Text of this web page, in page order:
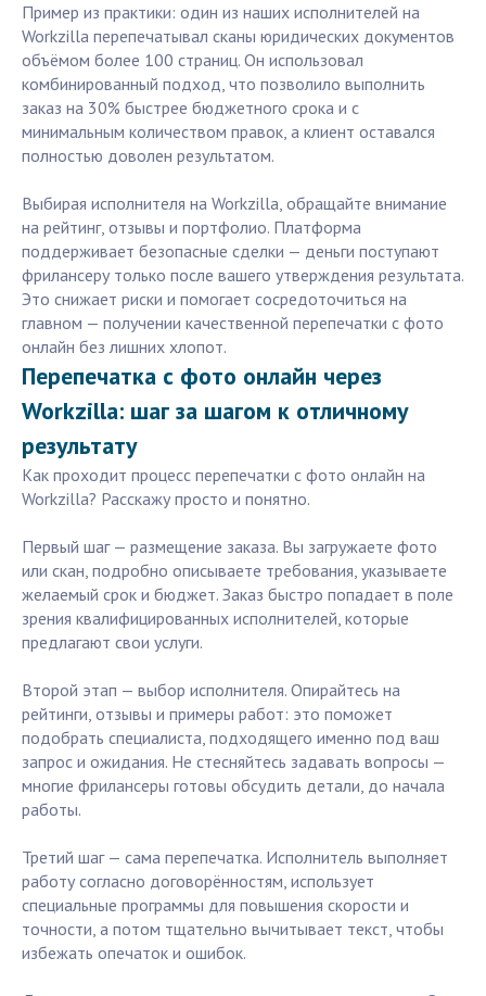
Пример из практики: один из наших исполнителей на
Workzilla перепечатывал сканы юридических документов
объёмом более 100 страниц. Он использовал
комбинированный подход, что позволило выполнить
заказ на 30% быстрее бюджетного срока и с
минимальным количеством правок, а клиент оставался
полностью доволен результатом.
Выбирая исполнителя на Workzilla, обращайте внимание
на рейтинг, отзывы и портфолио. Платформа
поддерживает безопасные сделки — деньги поступают
фрилансеру только после вашего утверждения результата.
Это снижает риски и помогает сосредоточиться на
главном — получении качественной перепечатки с фото
онлайн без лишних хлопот.
Перепечатка с фото онлайн через
Workzilla: шаг за шагом к отличному
результату
Как проходит процесс перепечатки с фото онлайн на
Workzilla? Расскажу просто и понятно.
Первый шаг — размещение заказа. Вы загружаете фото
или скан, подробно описываете требования, указываете
желаемый срок и бюджет. Заказ быстро попадает в поле
зрения квалифицированных исполнителей, которые
предлагают свои услуги.
Второй этап — выбор исполнителя. Опирайтесь на
рейтинги, отзывы и примеры работ: это поможет
подобрать специалиста, подходящего именно под ваш
запрос и ожидания. Не стесняйтесь задавать вопросы —
многие фрилансеры готовы обсудить детали, до начала
работы.
Третий шаг — сама перепечатка. Исполнитель выполняет
работу согласно договорённостям, использует
специальные программы для повышения скорости и
точности, а потом тщательно вычитывает текст, чтобы
избежать опечаток и ошибок.